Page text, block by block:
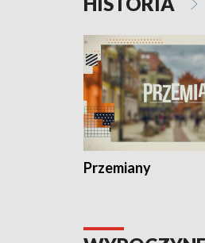
Przemiany